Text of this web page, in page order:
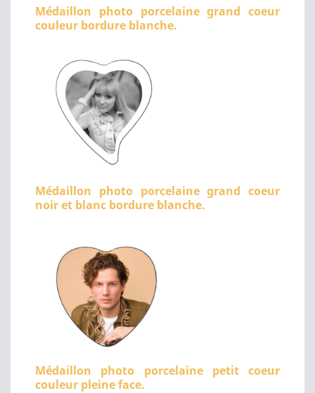
Médaillon photo porcelaine grand coeur
couleur bordure blanche.
Médaillon photo porcelaine grand coeur
noir et blanc bordure blanche.
Médaillon photo porcelaine petit coeur
couleur pleine face.